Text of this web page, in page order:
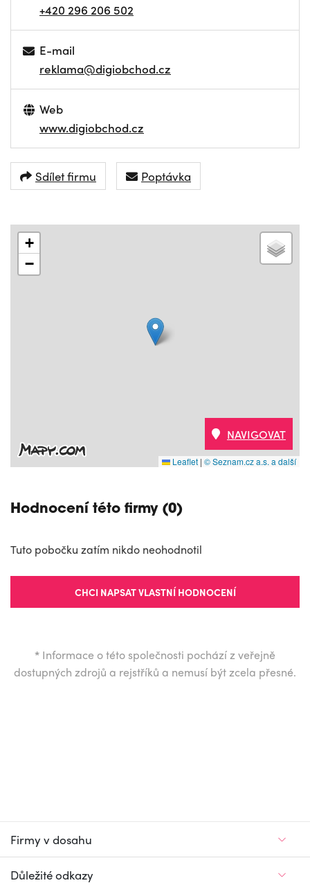
+420 296 206 502
E-mail
reklama@digiobchod.cz
Web
www.digiobchod.cz
Sdílet firmu Poptávka
+
−
Leaflet | © Seznam.cz a.s. a další
NAVIGOVAT
Hodnocení této firmy (0)
Tuto pobočku zatím nikdo neohodnotil
CHCI NAPSAT VLASTNÍ HODNOCENÍ
* Informace o této společnosti pochází z veřejně
dostupných zdrojů a rejstříků a nemusí být zcela přesné.
Firmy v dosahu
Důležité odkazy